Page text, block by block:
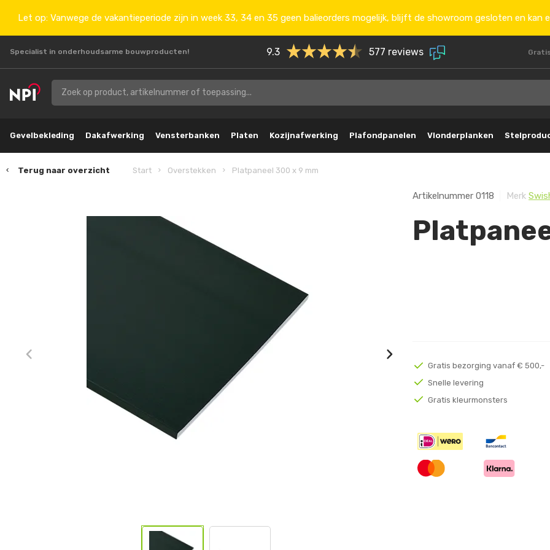
Let op: Vanwege de vakantieperiode zijn in week 33, 34 en 35 geen balieorders mogelijk, blijft de showroom gesloten en
Specialist in onderhoudsarme bouwproducten! 9.3 577 reviews
Gevelbekleding Dakafwerking Vensterbanken Platen Kozijnafwerking Plafondpanelen Vlonderplanken
Terug naar overzicht Start Overstekken Platpaneel 300 x 9 mm
Artikelnummer 0118 Merk
Gratis bezorging vanaf € 500,-
Snelle levering
Gratis kleurmonsters